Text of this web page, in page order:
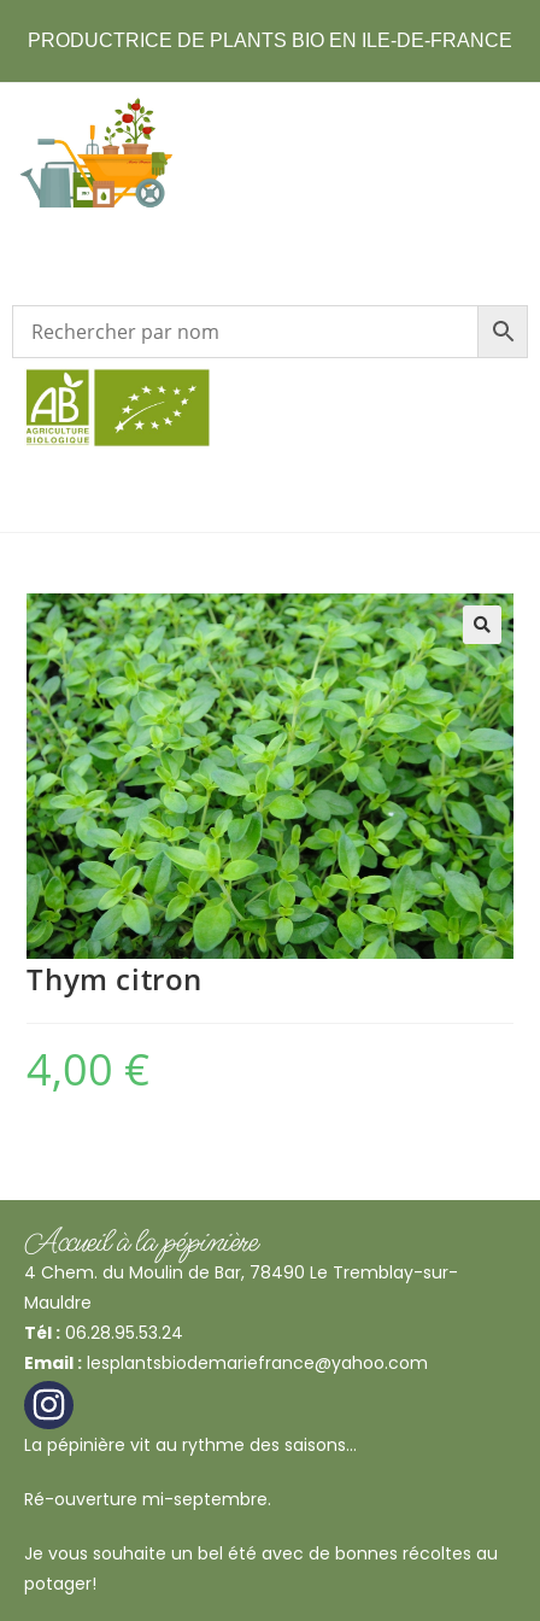
PRODUCTRICE DE PLANTS BIO EN ILE-DE-FRANCE​
Thym citron
4,00 €
Accueil à la pépinière
4 Chem. du Moulin de Bar, 78490 Le Tremblay-sur-
Mauldre
Tél : 06.28.95.53.24
Email : lesplantsbiodemariefrance@yahoo.com
La pépinière vit au rythme des saisons…
Ré-ouverture mi-septembre.
Je vous souhaite un bel été avec de bonnes récoltes au
potager!